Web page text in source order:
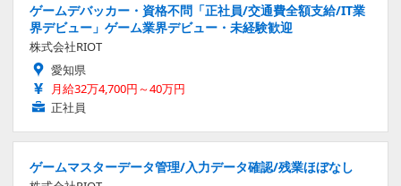
ゲームデバッカー・資格不問「正社員/交通費全額支給/IT業
界デビュー」ゲーム業界デビュー・未経験歓迎
株式会社RIOT
愛知県
月給32万4,700円～40万円
正社員
ゲームマスターデータ管理/入力データ確認/残業ほぼなし